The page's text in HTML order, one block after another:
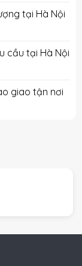
tại Hà Nội
cầu tại Hà Nội
giao tận nơi